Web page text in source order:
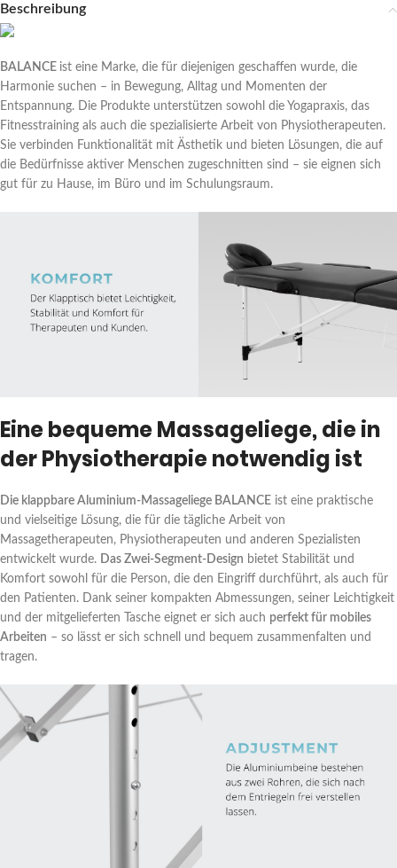
Beschreibung
BALANCE ist eine Marke, die für diejenigen geschaffen wurde, die
Harmonie suchen – in Bewegung, Alltag und Momenten der
Entspannung. Die Produkte unterstützen sowohl die Yogapraxis, das
Fitnesstraining als auch die spezialisierte Arbeit von Physiotherapeuten.
Sie verbinden Funktionalität mit Ästhetik und bieten Lösungen, die auf
die Bedürfnisse aktiver Menschen zugeschnitten sind – sie eignen sich
gut für zu Hause, im Büro und im Schulungsraum.
Eine bequeme Massageliege, die in
der Physiotherapie notwendig ist
Die klappbare Aluminium-Massageliege BALANCE ist eine praktische
und vielseitige Lösung, die für die tägliche Arbeit von
Massagetherapeuten, Physiotherapeuten und anderen Spezialisten
entwickelt wurde. Das Zwei-Segment-Design bietet Stabilität und
Komfort sowohl für die Person, die den Eingriff durchführt, als auch für
den Patienten. Dank seiner kompakten Abmessungen, seiner Leichtigkeit
und der mitgelieferten Tasche eignet er sich auch perfekt für mobiles
Arbeiten – so lässt er sich schnell und bequem zusammenfalten und
tragen.